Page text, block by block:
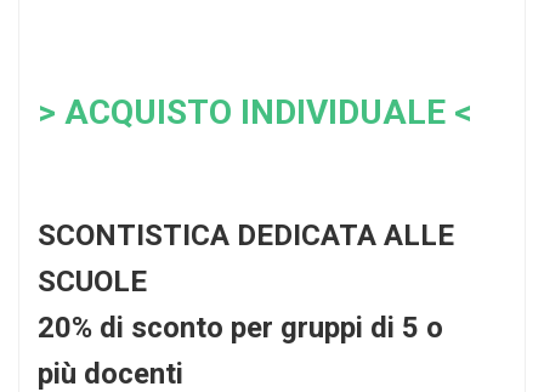
> ACQUISTO INDIVIDUALE <
SCONTISTICA DEDICATA ALLE
SCUOLE
20% di sconto per gruppi di 5 o
più docenti